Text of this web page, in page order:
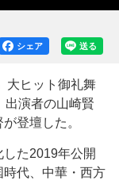
送る
シェア
大ヒット御礼舞
出演者の山崎賢
登壇した。
た2019年公開
代、中華・西方